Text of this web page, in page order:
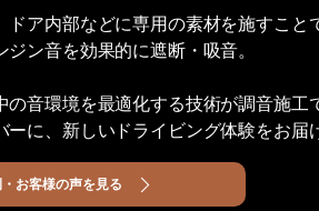
ア内部などに専用の素材を施すこと
ジン音を効果的に遮断・吸音。
音環境を最適化する技術が調音施工
に、新しいドライビング体験をお届
お客様の声を見る